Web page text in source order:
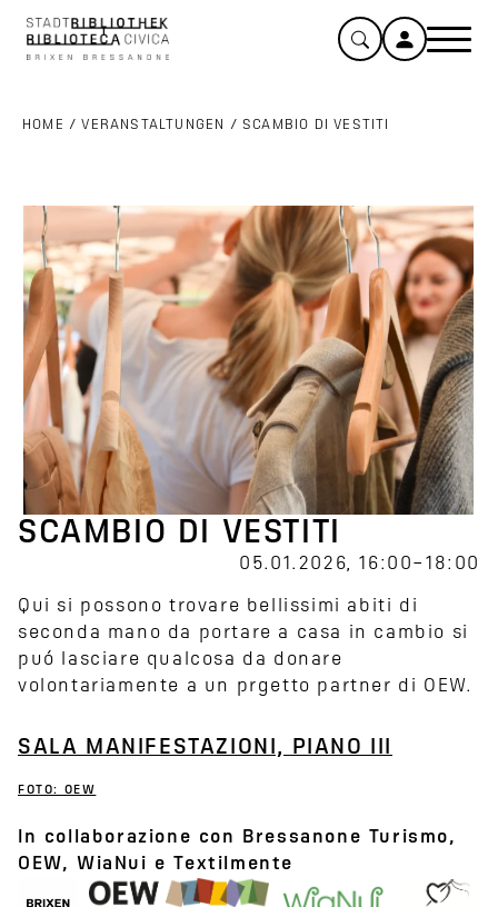
HOME /VERANSTALTUNGEN /SCAMBIO DI VESTITI
SCAMBIO DI VESTITI
05.01.2026, 16:00–18:00
Qui si possono trovare bellissimi abiti di
seconda mano da portare a casa in cambio si
puó lasciare qualcosa da donare
volontariamente a un prgetto partner di OEW.
SALA MANIFESTAZIONI, PIANO III
FOTO: OEW
In collaborazione con Bressanone Turismo,
OEW, WiaNui e Textilmente